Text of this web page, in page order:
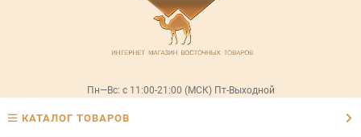
Пн—Вс: с 11:00-21:00 (МСК) Пт-Выходной
КАТАЛОГ ТОВАРОВ